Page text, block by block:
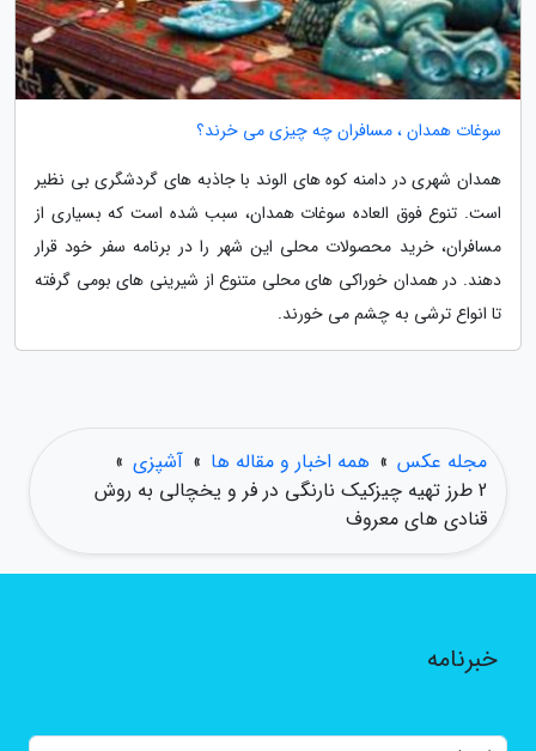
سوغات همدان ، مسافران چه چیزی می خرند؟
همدان شهری در دامنه کوه های الوند با جاذبه های گردشگری بی نظیر
است. تنوع فوق العاده سوغات همدان، سبب شده است که بسیاری از
مسافران، خرید محصولات محلی این شهر را در برنامه سفر خود قرار
دهند. در همدان خوراکی های محلی متنوع از شیرینی های بومی گرفته
تا انواع ترشی به چشم می خورند.
مجله عکس » همه اخبار و مقاله ها » آشپزی »
2 طرز تهیه چیزکیک نارنگی در فر و یخچالی به روش
قنادی های معروف
خبرنامه